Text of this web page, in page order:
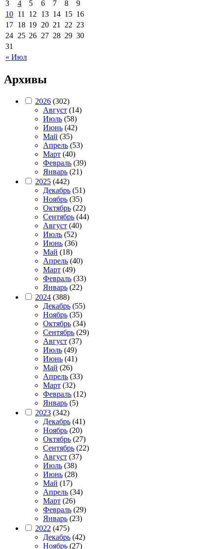
« Июл
3 4 5 6 7 8
9
10 11 12 13 14 15 16
17 18 19 20 21 22 23
24 25 26 27 28 29 30
31
Архивы
2026 (302)
Август (14)
Июль (58)
Июнь (42)
Май (35)
Апрель (53)
Март (40)
Февраль (39)
Январь (21)
2025 (442)
Декабрь (51)
Ноябрь (35)
Октябрь (22)
Сентябрь (44)
Август (40)
Июль (52)
Июнь (36)
Май (18)
Апрель (40)
Март (49)
Февраль (33)
Январь (22)
2024 (388)
Декабрь (55)
Ноябрь (35)
Октябрь (34)
Сентябрь (29)
Август (37)
Июль (49)
Июнь (41)
Май (26)
Апрель (33)
Март (32)
Февраль (12)
Январь (5)
2023 (342)
Декабрь (41)
Ноябрь (20)
Октябрь (27)
Сентябрь (22)
Август (37)
Июль (38)
Июнь (28)
Май (17)
Апрель (34)
Март (26)
Февраль (29)
Январь (23)
2022 (475)
Декабрь (42)
Ноябрь (27)